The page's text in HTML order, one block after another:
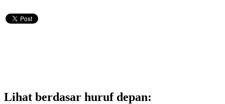
Lihat berdasar huruf depan: